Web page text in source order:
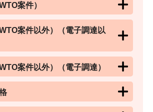
案件）
案件以外）（電子調達以
案件以外）（電子調達）